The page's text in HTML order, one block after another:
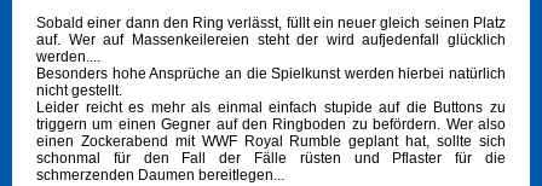
Sobald einer dann den Ring verlässt, füllt ein neuer gleich seinen Platz
auf. Wer auf Massenkeilereien steht der wird aufjedenfall glücklich
werden....
Besonders hohe Ansprüche an die Spielkunst werden hierbei natürlich
nicht gestellt.
Leider reicht es mehr als einmal einfach stupide auf die Buttons zu
triggern um einen Gegner auf den Ringboden zu befördern. Wer also
einen Zockerabend mit WWF Royal Rumble geplant hat, sollte sich
schonmal für den Fall der Fälle rüsten und Pflaster für die
schmerzenden Daumen bereitlegen...